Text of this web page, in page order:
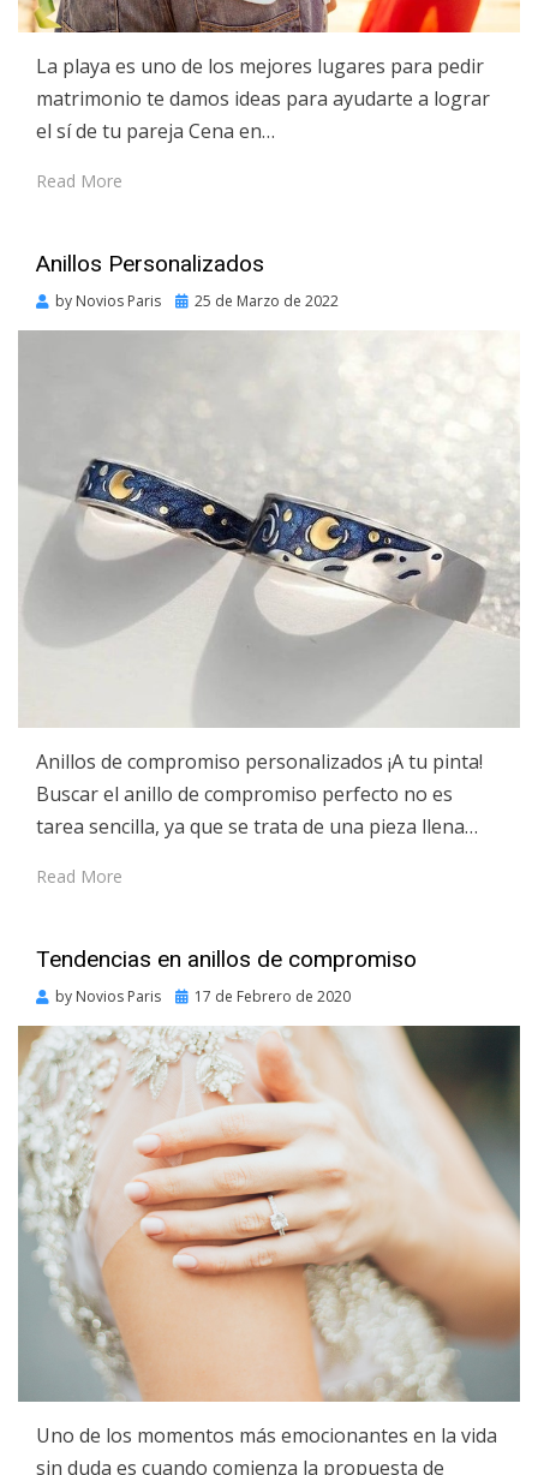
La playa es uno de los mejores lugares para pedir
matrimonio te damos ideas para ayudarte a lograr
el sí de tu pareja Cena en…
Read More
Anillos Personalizados
by Novios Paris
Posted
25 de Marzo de 2022
Anillos de compromiso personalizados ¡A tu pinta!
Buscar el anillo de compromiso perfecto no es
tarea sencilla, ya que se trata de una pieza llena…
Read More
Tendencias en anillos de compromiso
by Novios Paris
Posted
17 de Febrero de 2020
Uno de los momentos más emocionantes en la vida
sin duda es cuando comienza la propuesta de